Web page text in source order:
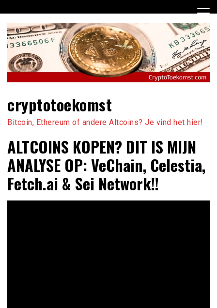
naar
inhoud
cryptotoekomst
Bitcoin, Ethereum of andere Altcoins? Je vind het hier!
ALTCOINS KOPEN? DIT IS MIJN
ANALYSE OP: VeChain, Celestia,
Fetch.ai & Sei Network!!